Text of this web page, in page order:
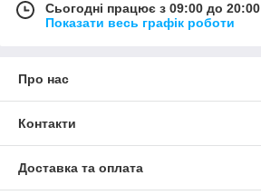
Сьогодні працює з 09:00 до 20:00
Показати весь графік роботи
Про нас
Контакти
Доставка та оплата